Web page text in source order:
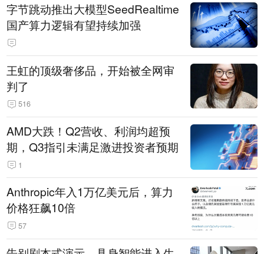
字节跳动推出大模型SeedRealtime
国产算力逻辑有望持续加强
王虹的顶级奢侈品，开始被全网审
判了
516
AMD大跌！Q2营收、利润均超预
期，Q3指引未满足激进投资者预期
1
Anthropic年入1万亿美元后，算力
价格狂飙10倍
57